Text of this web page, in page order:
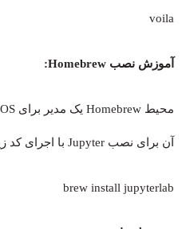
voila
آموزش نصب
آن برای نصب Jupyter با اجرای کد زیر استفاده کنید:
brew install jupyterlab